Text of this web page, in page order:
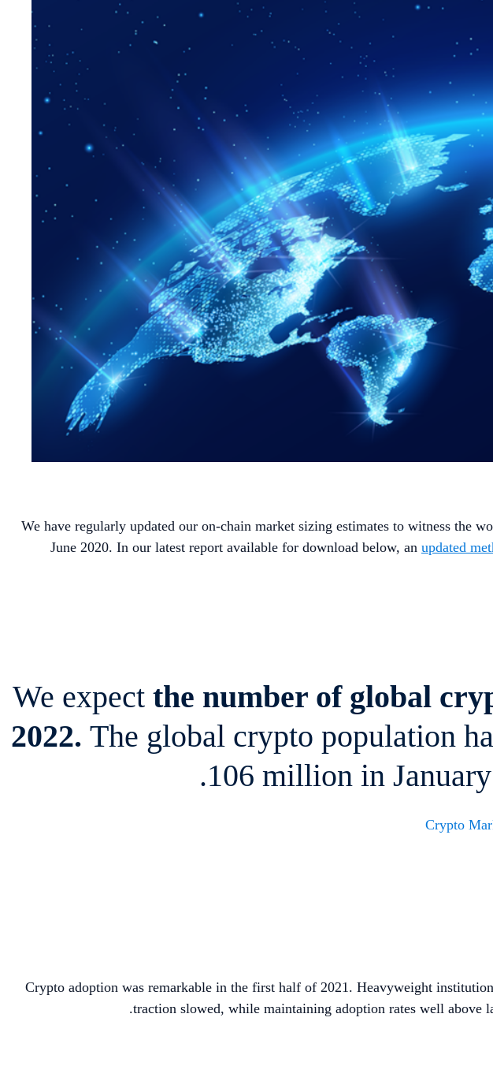
We have regularly updated our on-chain market sizing estimates to witness the
June 2020. In our latest report available for download below, an updated
We expect the number of global
2022. The global crypto population
106 million in
.
Crypto
Crypto adoption was remarkable in the first half of 2021. Heavyweight
traction slowed, while maintaining adoption rates well above